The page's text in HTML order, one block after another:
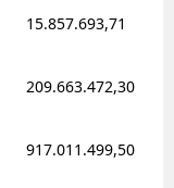
15.857.693,71
209.663.472,30
917.011.499,50